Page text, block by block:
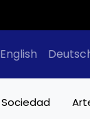
English
Sociedad